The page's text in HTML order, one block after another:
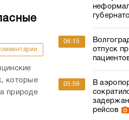
которые
природе
06:15
отпуск
05:59
В
рейсов